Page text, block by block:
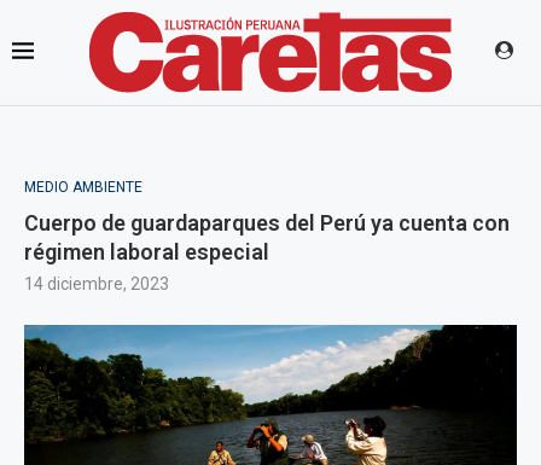
MEDIO AMBIENTE
Cuerpo de guardaparques del Perú ya cuenta con
régimen laboral especial
14 diciembre, 2023